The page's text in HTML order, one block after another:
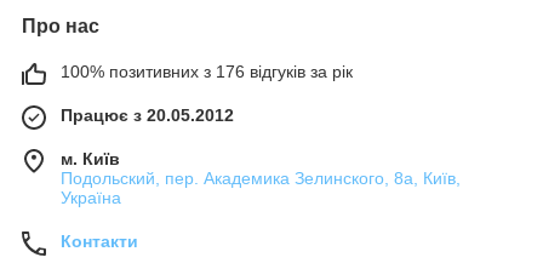
Про нас
100% позитивних з 176 відгуків за рік
Працює з 20.05.2012
м. Київ
Подольский, пер. Академика Зелинского, 8а, Київ,
Україна
Контакти